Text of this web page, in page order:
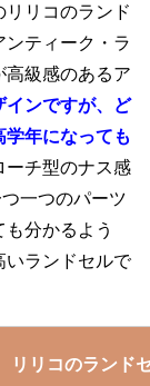
リコのランド
ティーク・ラ
高級感のあるア
インですが、ど
年になっても
ーチ型のナス感
一つのパーツ
分かるよう
いランドセルで
リリコのランド